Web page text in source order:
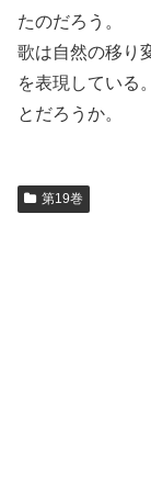
たのだろう。
歌は自然の移り
を表現している
とだろうか。
第19巻